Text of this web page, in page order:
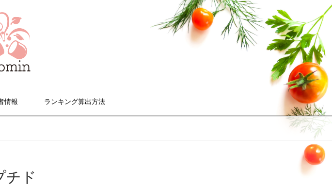
情報 ランキング算出方法
チド